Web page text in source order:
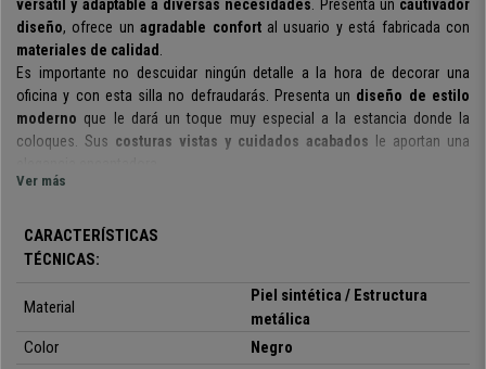
versátil y adaptable a diversas necesidades . Presenta un cautivador
diseño, ofrece unagradable confortal usuario y está fabricada con
materiales de calidad
Es importante no descuidar ningún detalle a la hora de decorar una
oficinay con esta silla no defraudarás. Presenta un diseño de estilo
moderno que le dará un toque muy especial a la estancia donde la
coloques. Sus costuras vistas y cuidados acabados le aportan una
También sobresale por la funcionalidad, pues es una
máxima flexibilidad de uso. Esto la convierte en una silla ideal para
adaptarse a cualquier necesidad o espacio. Es ideal para ser usada en
reuniones o recepciones.
materiales de calidadseleccionados para su
fabricación. El
grueso acolchado de alta densidad
Ver más
CARACTERÍSTICAS
TÉCNICAS:
Material
Piel sintética / Estructura
metálica
Color
Negro